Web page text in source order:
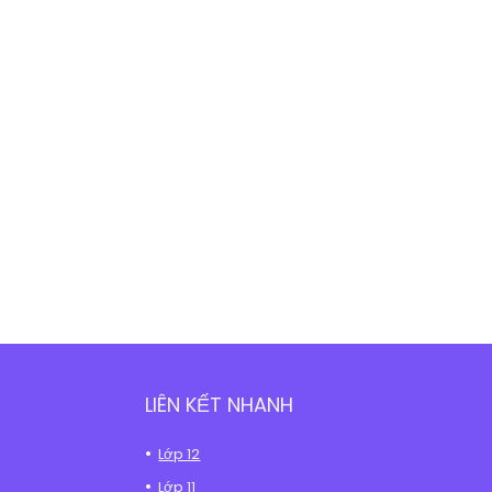
LIÊN KẾT NHANH
Lớp 12
Lớp 11